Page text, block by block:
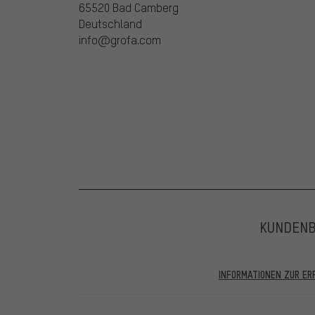
65520 Bad Camberg
Deutschland
info@grofa.com
INFORMATIONEN ZUR